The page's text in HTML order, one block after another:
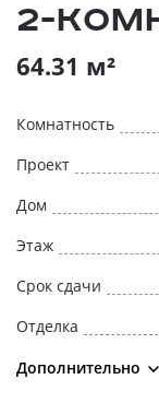
Акции
Новости
Выбор
Офис продаж
Работа
2-
64.31 м²
Комнатность
Проект
Дом
Этаж
Срок сдачи
Отделка
Дополнительно